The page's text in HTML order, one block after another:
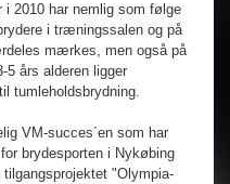
i 2010 har nemlig som følge
i træningssalen og på
mærkes, men også på
5 års alderen ligger
tumleholdsbrydning.
VM-succes´en som har
brydesporten i Nykøbing
"Olympia-